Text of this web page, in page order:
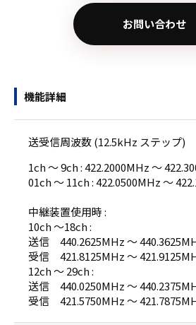
お問い合わせ
機能詳細
送受信周波数 (12.5kHz ステップ)
1ch ～ 9ch : 422.2000MHz ～
01ch ～ 11ch : 422.0500MHz ～
中継装置使用時 :
10ch ～18ch :
送信 440.2625MHz ～
受信 421.8125MHz ～
12ch ～ 29ch :
送信 440.0250MHz ～
受信 421.5750MHz ～